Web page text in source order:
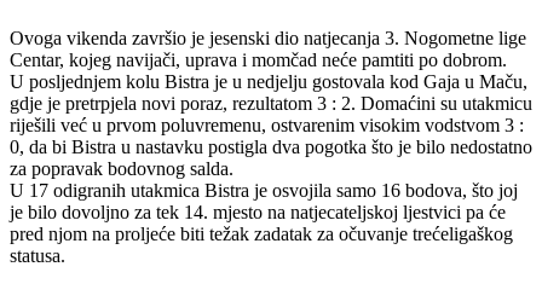
Ovoga vikenda završio je jesenski dio natjecanja 3. Nogometne lige
Centar, kojeg navijači, uprava i momčad neće pamtiti po dobrom.
U posljednjem kolu Bistra je u nedjelju gostovala kod Gaja u Maču,
gdje je pretrpjela novi poraz, rezultatom 3 : 2. Domaćini su utakmicu
riješili već u prvom poluvremenu, ostvarenim visokim vodstvom 3 :
0, da bi Bistra u nastavku postigla dva pogotka što je bilo nedostatno
za popravak bodovnog salda.
U 17 odigranih utakmica Bistra je osvojila samo 16 bodova, što joj
je bilo dovoljno za tek 14. mjesto na natjecateljskoj ljestvici pa će
pred njom na proljeće biti težak zadatak za očuvanje trećeligaškog
statusa.